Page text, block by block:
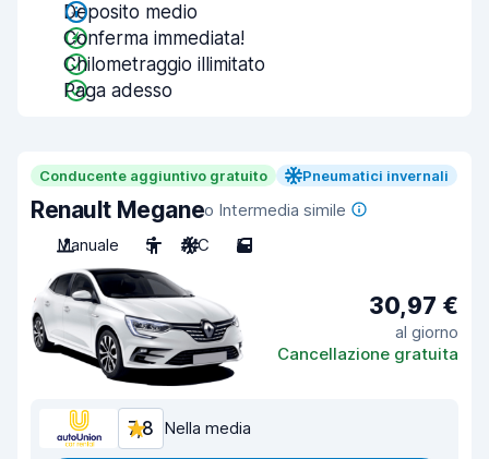
Deposito medio
Conferma immediata!
Chilometraggio illimitato
Paga adesso
Conducente aggiuntivo gratuito Pneumatici invernali
Renault Meganeo Intermedia simile
Manuale
5 A/C 5
30,97 €
al giorno
Cancellazione gratuita
7,8 Nella media